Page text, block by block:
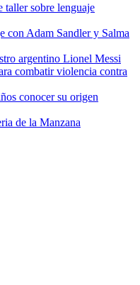
taller sobre lenguaje
con Adam Sandler y Salma
argentino Lionel Messi
combatir violencia contra
conocer su origen
de la Manzana